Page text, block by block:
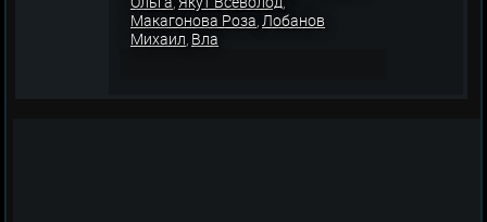
Макагонова Роза,Лобанов
Михаил, Вла